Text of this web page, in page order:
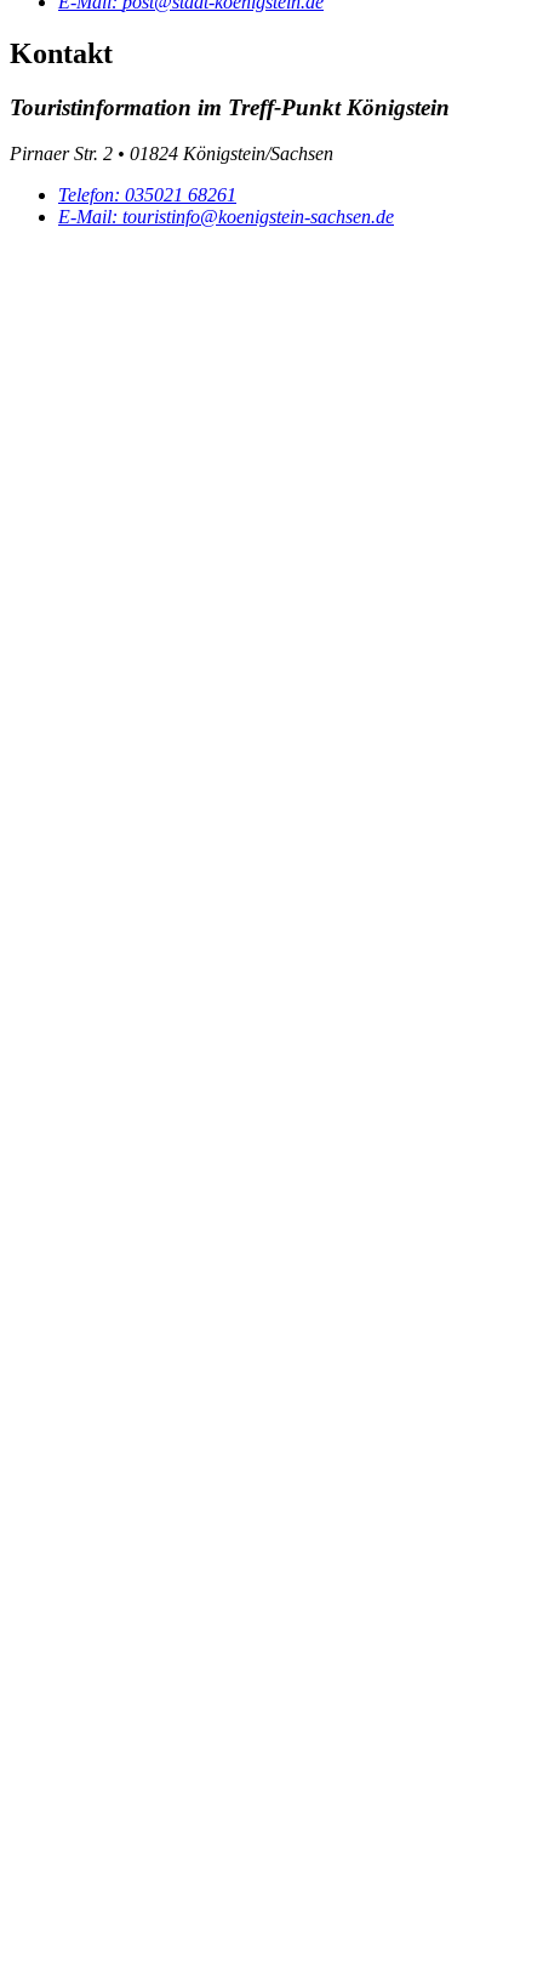
Kontakt
Touristinformation im Treff-Punkt Königstein
Pirnaer Str. 2 • 01824 Königstein/Sachsen
Telefon: 035021 68261
E-Mail: touristinfo@koenigstein-sachsen.de